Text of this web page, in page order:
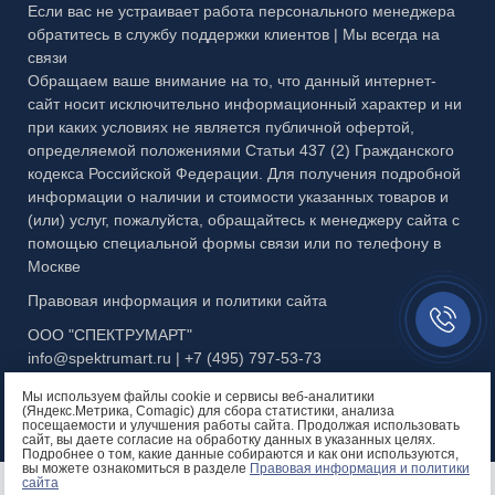
Мы используем файлы cookie и сервисы веб-аналитики
(Яндекс.Метрика, Comagic) для сбора статистики, анализа
посещаемости и улучшения работы сайта. Продолжая использовать
сайт, вы даете согласие на обработку данных в указанных целях.
Подробнее о том, какие данные собираются и как они используются,
вы можете ознакомиться в разделе Правовая информация и политики
сайта
Остались вопросы?
МЕТАЛЛ
3D-тур
3D-тур на производство
Публичная оферта
Каталог №4 Витражи
Каталог №6 Металлоконструкции
Каталог №7 Матовые рисунки
Каталог №8 Скинали и кухонные фартуки
Каталог №9 Алмазная гравировка
Презентация МЗФ
Если вас не устраивает работа персонального менеджера
обратитесь в службу поддержки клиентов | Мы всегда на
связи
Обращаем ваше внимание на то, что данный интернет-
сайт носит исключительно информационный характер и ни
при каких условиях не является публичной офертой,
определяемой положениями Статьи 437 (2) Гражданского
кодекса Российской Федерации. Для получения подробной
информации о наличии и стоимости указанных товаров и
(или) услуг, пожалуйста, обращайтесь к менеджеру сайта с
помощью специальной формы связи или по телефону в
Москве
Правовая информация и политики сайта
ООО "СПЕКТРУМАРТ"
info@spektrumart.ru | +7 (495) 797-53-73
Заказать
звонок//